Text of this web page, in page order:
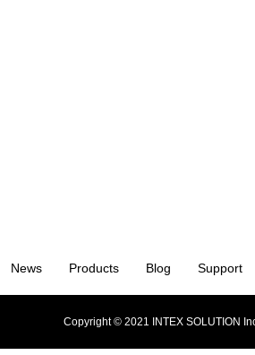
News Products Blog Support
Copyright © 2021 INTEX SOLUTION